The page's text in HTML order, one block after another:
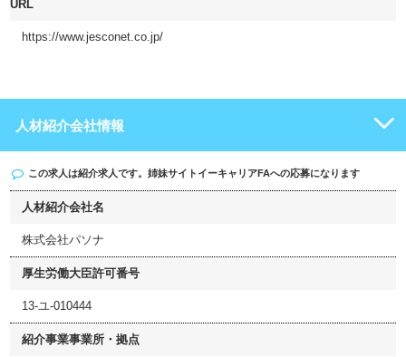
URL
https://www.jesconet.co.jp/
人材紹介会社情報
この求人は紹介求人です。姉妹サイト イーキャリアFAへの応募になります
人材紹介会社名
株式会社パソナ
厚生労働大臣許可番号
13-ユ-010444
紹介事業事業所・拠点